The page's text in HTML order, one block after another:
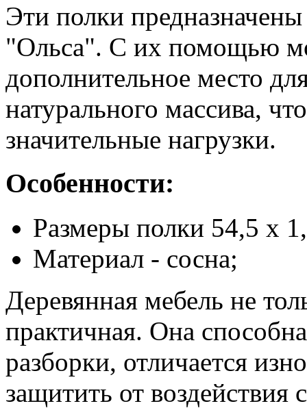
Эти полки
"Ольса". С их помощью
дополнительное место
натурального массива,
значительные нагрузки.
Особенности:
Размеры полки 54,5 х
Материал - сосна;
Деревянная мебель не
практичная. Она
разборки, отличается
защитить от